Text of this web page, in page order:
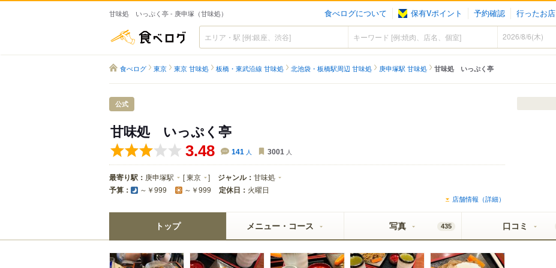
甘味処 いっぷく亭 - 庚申塚（甘味処） 食べログについて 保有Vポイント 予約確認 行ったお店
食べログ
食べログ 東京 東京 甘味処 板橋・東武沿線 甘味処 北池袋・板橋駅周辺 甘味処 庚申塚駅 甘味処 甘味処 いっぷく亭
公式
甘味処 いっぷく亭
3.48 141 人 3001 人
最寄り駅： 庚申塚駅 [東京 ] ジャンル： 甘味処
予算： ～￥999 ～￥999 定休日： 火曜日
店舗情報（詳細）
トップ メニュー・コース 写真 435 口コミ